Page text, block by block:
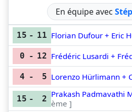
En équipe avec
15 - 11 Florian Dufour + Eric
0 - 12 Frédéric Lusardi +
4 - 5 Lorenzo Hürlimann +
15 - 2 Prakash Padmavathi
ème ]